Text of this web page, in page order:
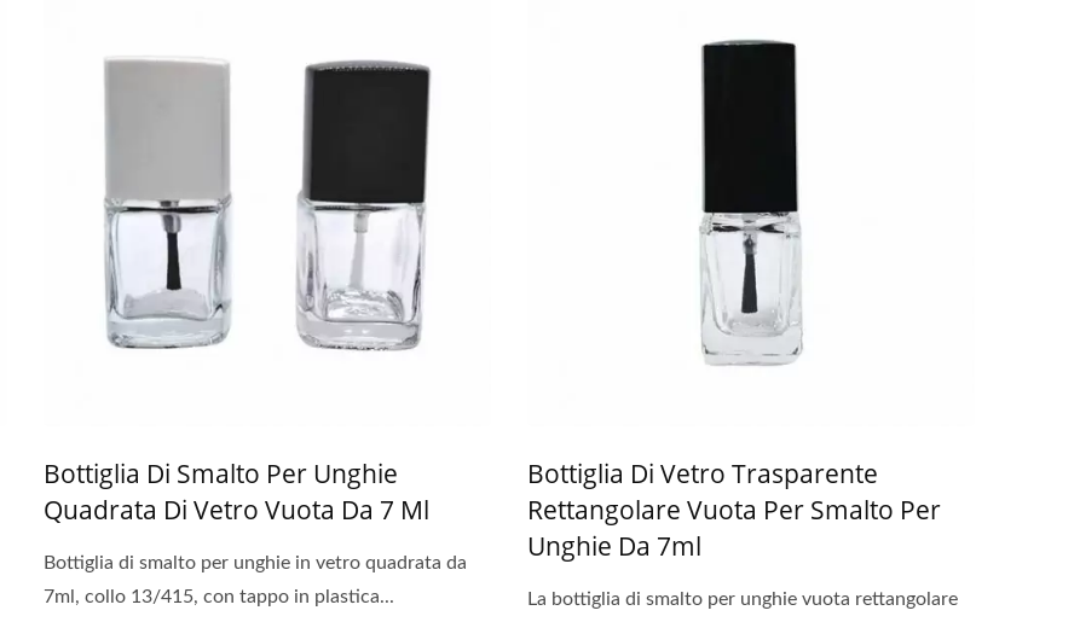
Bottiglia Di Smalto Per Unghie
Quadrata Di Vetro Vuota Da 7 Ml
Bottiglia di smalto per unghie in vetro quadrata da
7ml, collo 13/415, con tappo in plastica...
Bottiglia Di Vetro Trasparente
Rettangolare Vuota Per Smalto Per
Unghie Da 7ml
La bottiglia di smalto per unghie vuota rettangolare